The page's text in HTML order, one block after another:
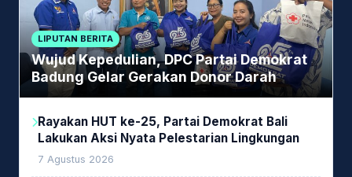
LIPUTAN BERITA
Wujud Kepedulian, DPC Partai Demokrat
Badung Gelar Gerakan Donor Darah
Rayakan HUT ke-25, Partai Demokrat Bali
Lakukan Aksi Nyata Pelestarian Lingkungan
7 Agustus 2026